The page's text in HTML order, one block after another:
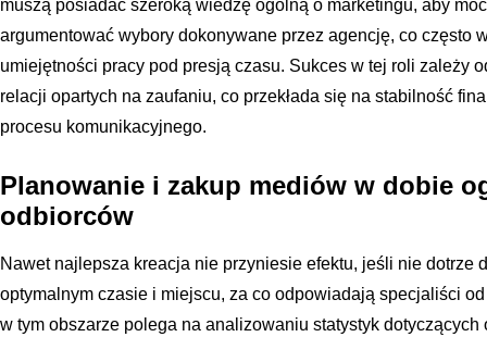
muszą posiadać szeroką wiedzę ogólną o marketingu, aby
argumentować wybory dokonywane przez agencję, co często
umiejętności pracy pod presją czasu. Sukces w tej roli zależy
relacji opartych na zaufaniu, co przekłada się na stabilność
procesu komunikacyjnego.
Planowanie i zakup mediów w dobie
odbiorców
Nawet najlepsza kreacja nie przyniesie efektu, jeśli nie dotrze
optymalnym czasie i miejscu, za co odpowiadają specjaliści
w tym obszarze polega na analizowaniu statystyk